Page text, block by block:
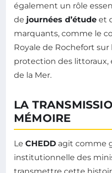
également un rôle
de journées d’étude et
marquants, comme le
Royale de Rochefort sur
protection des littoraux,
de la Mer.
LA
MÉMOIRE
Le CHEDD agit comme
institutionnelle des